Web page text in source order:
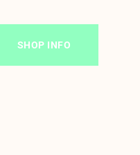
SHOP INFO